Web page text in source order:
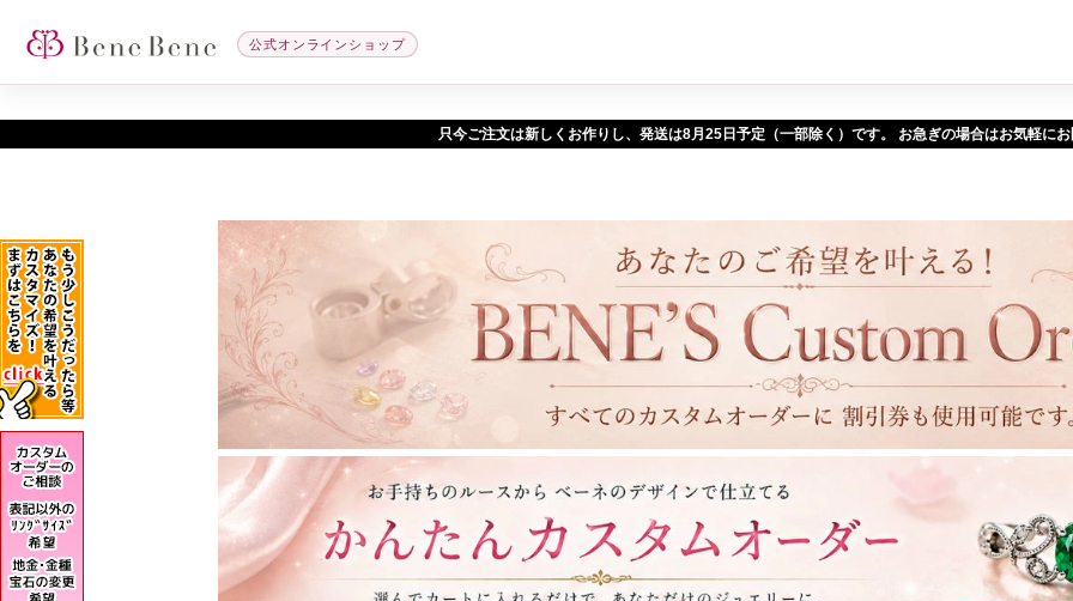
只今ご注文は新しくお作りし、発送は 予定（一部除く）です。 お急ぎの場合はお気軽に
公式オンラインショップ